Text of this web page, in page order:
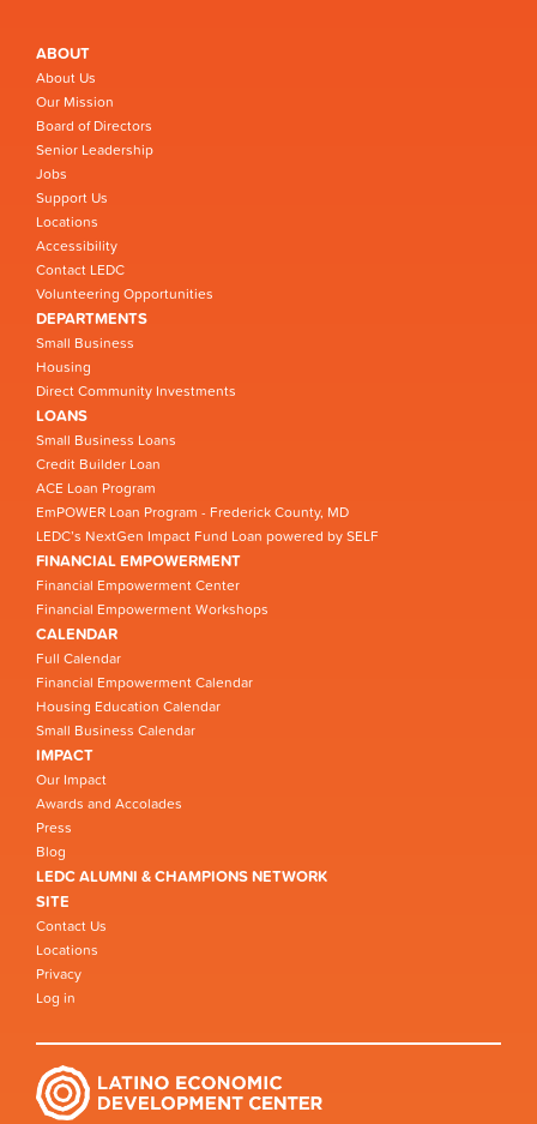
ABOUT
About Us
Our Mission
Board of Directors
Senior Leadership
Jobs
Support Us
Locations
Accessibility
Contact LEDC
Volunteering Opportunities
DEPARTMENTS
Small Business
Housing
Direct Community Investments
LOANS
Small Business Loans
Credit Builder Loan
ACE Loan Program
EmPOWER Loan Program - Frederick County, MD
LEDC’s NextGen Impact Fund Loan powered by SELF
FINANCIAL EMPOWERMENT
Financial Empowerment Center
Financial Empowerment Workshops
CALENDAR
Full Calendar
Financial Empowerment Calendar
Housing Education Calendar
Small Business Calendar
IMPACT
Our Impact
Awards and Accolades
Press
Blog
LEDC ALUMNI & CHAMPIONS NETWORK
SITE
Contact Us
Locations
Privacy
Log in